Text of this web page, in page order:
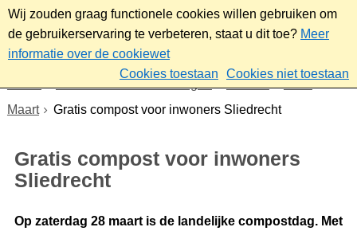
Wij zouden graag functionele cookies willen gebruiken om
de gebruikerservaring te verbeteren, staat u dit toe? Meer
informatie over de cookiewet
Cookies toestaan
Cookies niet toestaan
Nieuws & bekendmakingen Nieuws
2026
Maart
Gratis compost voor inwoners Sliedrecht
Gratis compost voor inwoners
Sliedrecht
Op zaterdag 28 maart is de landelijke compostdag. Met